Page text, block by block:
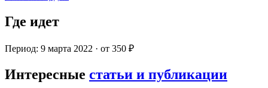
Где идет
Период: 9 марта 2022 · от 350 ₽
Интересные статьи и публикации